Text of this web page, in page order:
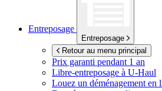
Entreposage
Entreposage
Retour au menu principal
Prix garanti pendant 1 an
Libre-entreposage à U-Haul
Louez un déménagement en